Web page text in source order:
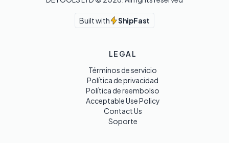
Built with ShipFast
LEGAL
Términos de servicio
Política de privacidad
Política de reembolso
Acceptable Use Policy
Contact Us
Soporte